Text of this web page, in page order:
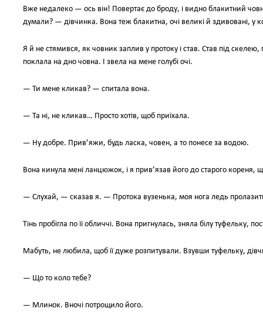
Вже недалеко — ось він! Повертає до броду, і видно блакитний
думали? — дівчинка. Вона теж блакитна, очі великі й здивовані, у
Я й не стямився, як човник заплив у протоку і став. Став під
поклала на дно човна. І звела на мене голубі очі.
— Ти мене кликав? — спитала вона.
— Та ні, не кликав… Просто хотів, щоб приїхала.
— Ну добре. Прив’яжи, будь ласка, човен, а то понесе за водою.
Вона кинула мені ланцюжок, і я прив’язав його до старого кореня,
— Слухай, — сказав я. — Протока вузенька, моя нога ледь
Тінь пробігла по її обличчі. Вона пригнулась, зняла білу туфельку,
Мабуть, не любила, щоб її дуже розпитували. Взувши туфельку,
— Що то коло тебе?
— Млинок. Вночі потрощило його.